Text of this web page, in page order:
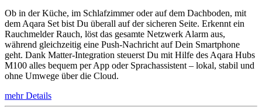
Ob in der Küche, im Schlafzimmer oder auf dem Dachboden, mit
dem Aqara Set bist Du überall auf der sicheren Seite. Erkennt ein
Rauchmelder Rauch, löst das gesamte Netzwerk Alarm aus,
während gleichzeitig eine Push-Nachricht auf Dein Smartphone
geht. Dank Matter-Integration steuerst Du mit Hilfe des Aqara Hubs
M100 alles bequem per App oder Sprachassistent – lokal, stabil und
ohne Umwege über die Cloud.
mehr Details